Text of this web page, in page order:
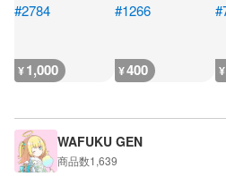
¥1,000 ¥400 ¥
WAFUKU GEN
商品数1,639